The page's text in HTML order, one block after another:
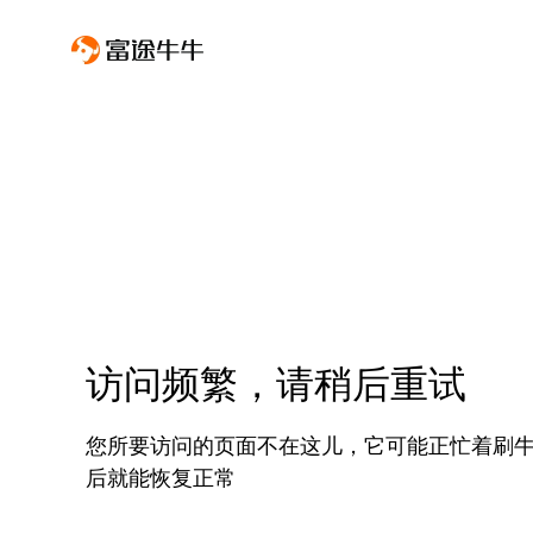
访问频繁，请稍后重试
您所要访问的页面不在这儿，它可能正忙着刷
后就能恢复正常